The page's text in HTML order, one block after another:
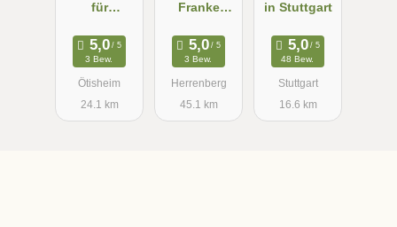
für
pie N.
Raess-
Beuchle
3 Bew.
Ötisheim
24.1 km
Franke
in
3 Bew.
Herrenberg
45.1 km
in Stuttgart
48 Bew.
Stuttgart
16.6 km